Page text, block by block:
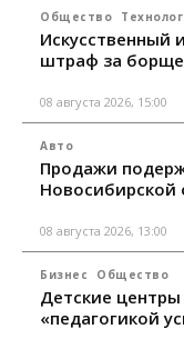
Общество
Искусственный
штраф за
08 августа 2026, 15:00
Авто
Продажи
Новосибирской
08 августа 2026, 13:00
Бизнес Общество
Детские
«педагогикой